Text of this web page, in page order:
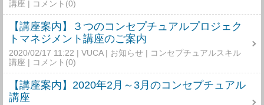
講座
コメント(0)
【講座案内】３つのコンセプチュアルプロジェク
トマネジメント講座のご案内
2020/02/17 11:22 VUCA お知らせ
コンセプチュアルスキル
講座
コメント(0)
【講座案内】2020年2月～3月のコンセプチュアル
講座